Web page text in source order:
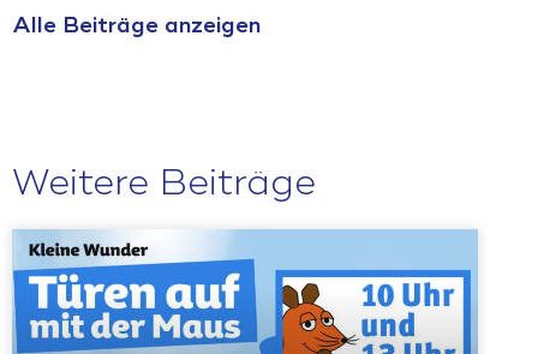
Alle Beiträge anzeigen
Weitere Beiträge